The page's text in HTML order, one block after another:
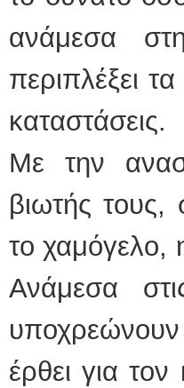
ανάμεσα
περιπλέξει
καταστάσεις.
Με την
βιωτής τους,
το χαμόγελο,
Ανάμεσα
έρθει για